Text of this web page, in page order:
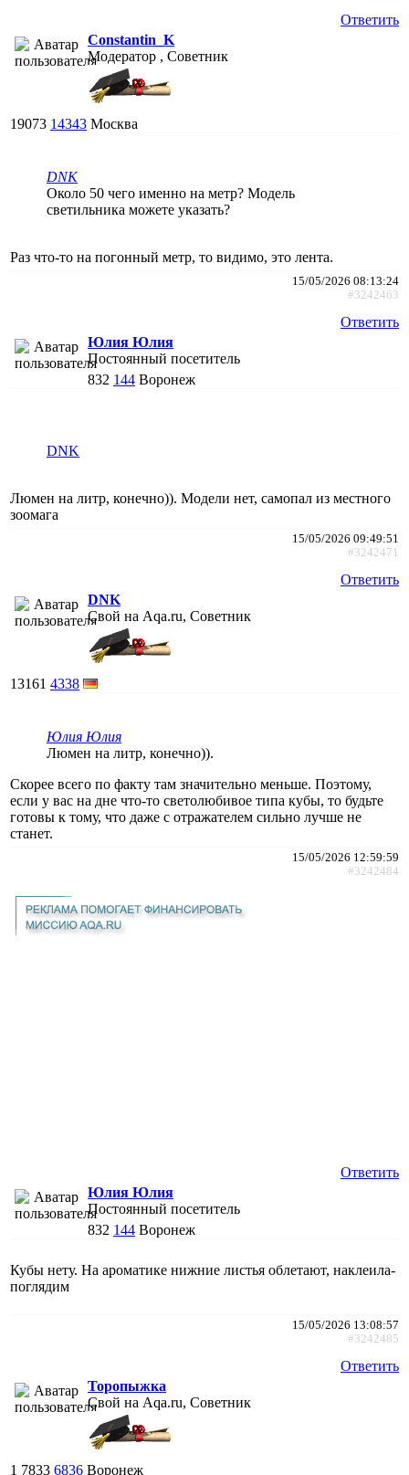
Ответить
Constantin_K
Модератор , Советник
19073 14343 Москва
DNK
Около 50 чего именно на метр? Модель
светильника можете указать?
Раз что-то на погонный метр, то видимо, это лента.
15/05/2026 08:13:24
#3242463
Ответить
Юлия Юлия
Постоянный посетитель
832 144 Воронеж
DNK
Люмен на литр, конечно)). Модели нет, самопал из местного
зоомага
15/05/2026 09:49:51
#3242471
Ответить
DNK
Свой на Aqa.ru, Советник
13161 4338
Юлия Юлия
Люмен на литр, конечно)).
Скорее всего по факту там значительно меньше. Поэтому,
если у вас на дне что-то светолюбивое типа кубы, то будьте
готовы к тому, что даже с отражателем сильно лучше не
станет.
15/05/2026 12:59:59
#3242484
Ответить
Юлия Юлия
Постоянный посетитель
832 144 Воронеж
Кубы нету. На ароматике нижние листья облетают, наклеила-
поглядим
15/05/2026 13:08:57
#3242485
Ответить
Торопыжка
Свой на Aqa.ru, Советник
1 7833 6836 Воронеж